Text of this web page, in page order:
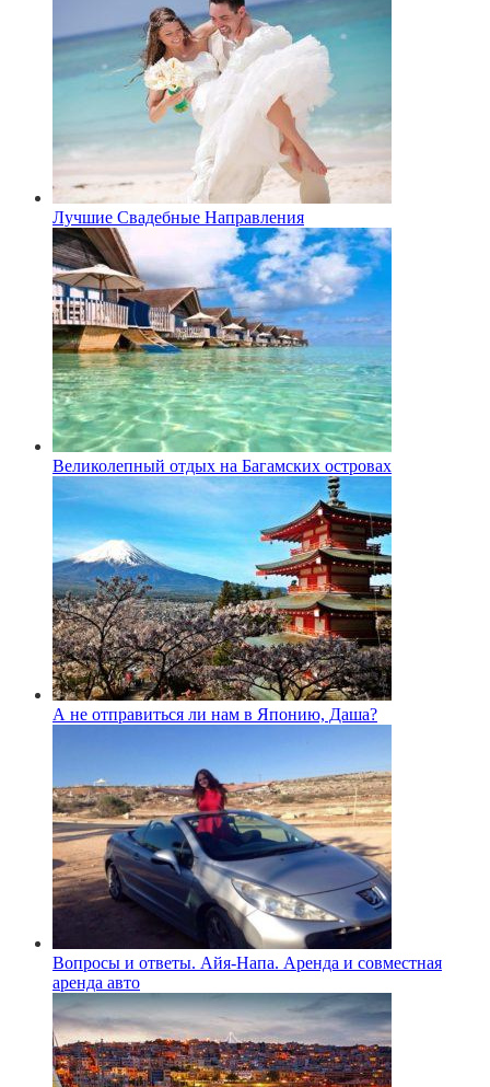
Лучшие Свадебные Направления
Великолепный отдых на Багамских островах
А не отправиться ли нам в Японию, Даша?
Вопросы и ответы. Айя-Напа. Аренда и совместная
аренда авто